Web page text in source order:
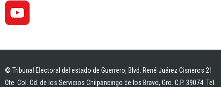
© Tribunal Electoral del estado de Guerrero, Blvd. René Juárez Cisneros 21
Ote. Col. Cd. de los Servicios Chilpancingo de los Bravo, Gro. C.P. 39074. Tel.